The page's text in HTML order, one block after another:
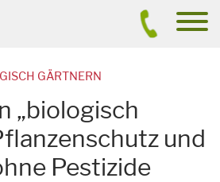
„biologisch
und
Pestizide
GÄRTNERN